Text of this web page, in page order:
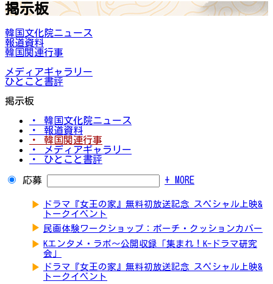
掲示板
韓国文化院ニュース
報道資料
韓国関連行事
メディアギャラリー
ひとこと書評
掲示板
・ 韓国文化院ニュース
・ 報道資料
・ 韓国関連行事
・ メディアギャラリー
・ ひとこと書評
応募 + MORE
▶
ドラマ『女王の家』無料初放送記念 スペシャル上映&
トークイベント
▶ 民画体験ワークショップ：ポーチ・クッションカバー
▶ Kエンタメ・ラボ～公開収録「集まれ！K-ドラマ研究
会」
▶
ドラマ『女王の家』無料初放送記念 スペシャル上映&
トークイベント